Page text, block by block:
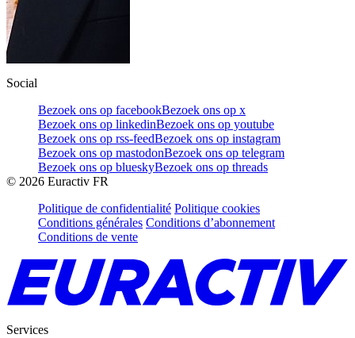
Social
Bezoek ons op facebookBezoek ons op x
Bezoek ons op linkedinBezoek ons op youtube
Bezoek ons op rss-feedBezoek ons op instagram
Bezoek ons op mastodonBezoek ons op telegram
Bezoek ons op blueskyBezoek ons op threads
© 2026 Euractiv FR
Politique de confidentialité Politique cookies
Conditions générales Conditions d’abonnement
Conditions de vente
Services